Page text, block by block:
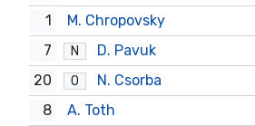
1
M. Chropovsky
7
N D. Pavuk
20 O
N. Csorba
8
A. Toth